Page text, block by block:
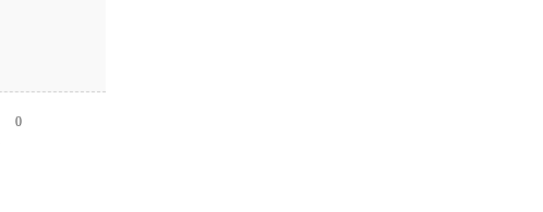
0